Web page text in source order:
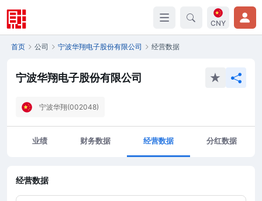
CNY
首页 公司 宁波华翔电子股份有限公司 经营数据
宁波华翔电子股份有限公司
宁波华翔(002048)
业绩 财务数据 经营数据 分红数据
经营数据